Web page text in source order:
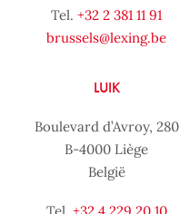
Tel. +32 2 381 11 91
brussels@lexing.be
LUIK
Boulevard d’Avroy, 280
B-4000 Liège
België